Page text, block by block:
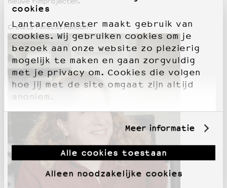
cookies
LantarenVenster maakt gebruik van
cookies. Wij gebruiken cookies om je
bezoek aan onze website zo plezierig
mogelijk te maken en gaan zorgvuldig
met je privacy om. Cookies die volgen
hoe jij met de site omgaat zijn altijd
anoniem.
Meer informatie
Alle cookies toestaan
Alleen noodzakelijke cookies
Credits filmstill: Kanoon